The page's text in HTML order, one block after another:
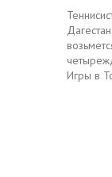
Игры в